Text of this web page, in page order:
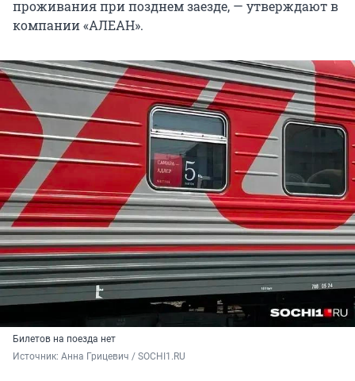
проживания при позднем заезде, — утверждают в
компании «АЛЕАН».
Билетов на поезда нет
Источник: Анна Грицевич / SOCHI1.RU